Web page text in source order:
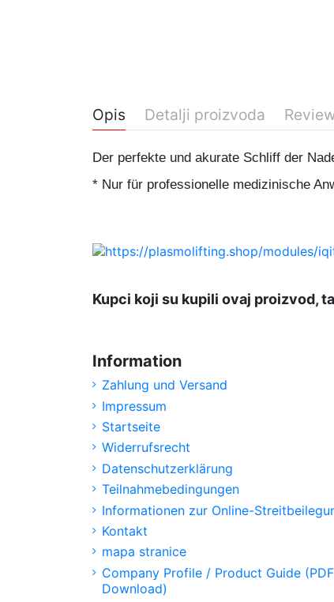
Opis Detalji proizvoda
Der perfekte und akurate Schliff der
* Nur für professionelle medizinische
Kupci koji su kupili ovaj proizvod,
Information
Zahlung und Versand
Impressum
Startseite
Widerrufsrecht
Datenschutzerklärung
Teilnahmebedingungen
Informationen zur Online-
Kontakt
mapa stranice
Company Profile / Product Guide (PDF
Download)